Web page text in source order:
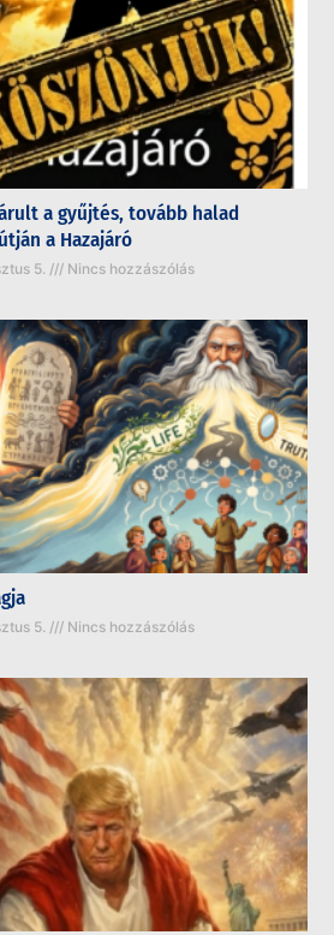
a gyűjtés, tovább halad
a Hazajáró
5. Nincs hozzászólás
5. Nincs hozzászólás